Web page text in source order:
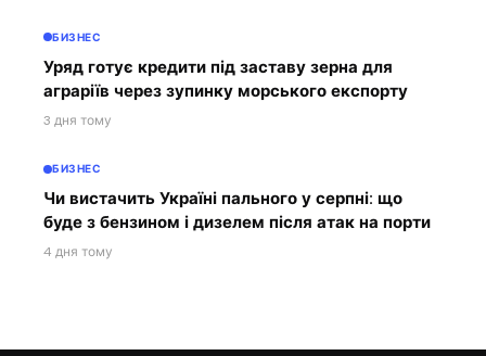
БИЗНЕС
Уряд готує кредити під заставу зерна для
аграріїв через зупинку морського експорту
3 дня тому
БИЗНЕС
Чи вистачить Україні пального у серпні: що
буде з бензином і дизелем після атак на порти
4 дня тому